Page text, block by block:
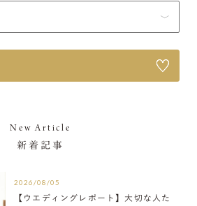
New Article
新着記事
2026/08/05
【ウエディングレポート】大切な人た